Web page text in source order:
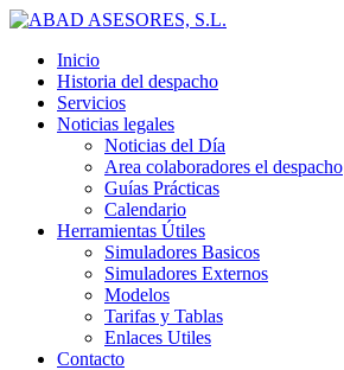
Inicio
Historia del despacho
Servicios
Noticias legales
Noticias del Día
Area colaboradores el despacho
Guías Prácticas
Calendario
Herramientas Útiles
Simuladores Basicos
Simuladores Externos
Modelos
Tarifas y Tablas
Enlaces Utiles
Contacto